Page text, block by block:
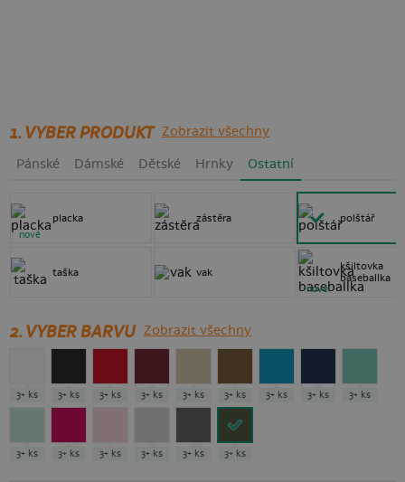
1. VYBER PRODUKT Zobrazit všechny
Pánské Dámské Dětské Hrnky Ostatní
placka
nové
taška
zástěra
vak
polštář
kšiltovka
baseballka
nové
2. VYBER BARVU Zobrazit všechny
3+ ks 3+ ks 3+ ks 3+ ks 3+ ks 3+ ks 3+ ks 3+ ks 3+ ks
3+ ks 3+ ks 3+ ks 3+ ks 3+ ks 3+ ks